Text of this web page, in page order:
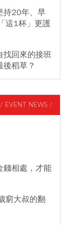
持20年、早
這1杯」更護
找回來的接班
稻草？
/ EVENT NEWS /
錢相處，才能
窮大叔的翻